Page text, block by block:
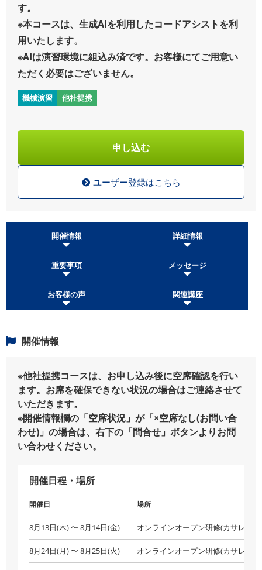
す。
※本コースは、生成AIを利用したコードアシストを利
用いたします。
※AIは演習環境に組込み済です。お客様にてご用意い
ただく必要はございません。
機械演習 他社提携
申し込む
ユーザー登録はこちら
開催情報 詳細情報
重要事項 メッセージ
お客様の声 関連講座
開催情報
※他社提携コースは、お申し込み後に空席確認を行い
ます。お席を確保できない状況の場合はご連絡させて
いただきます。
※開催情報欄の「空席状況」が「×空席なし(お問い合
わせ)」の場合は、右下の「問合せ」ボタンよりお問
い合わせください。
開催日程・場所
開催日 場所
8月13日(木) 〜 8月14日(金) オンラインオープン研修(カサレア
8月24日(月) 〜 8月25日(火) オンラインオープン研修(カサレア